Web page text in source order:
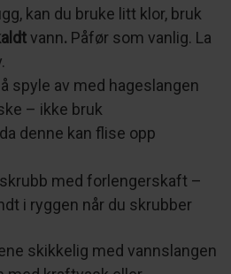
kan du bruke litt klor, bruk
vann. Påfør som vanlig. La
spyle av med hageslangen
– ikke bruk
denne kan flise opp
med forlengerskaft –
i ryggen når du skrubber
skikkelig med vannslangen